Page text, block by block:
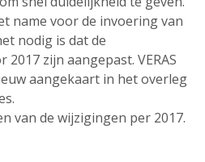
name voor de invoering van
nodig is dat de
2017 zijn aangepast. VERAS
aangekaart in het overleg
van de wijzigingen per 2017.